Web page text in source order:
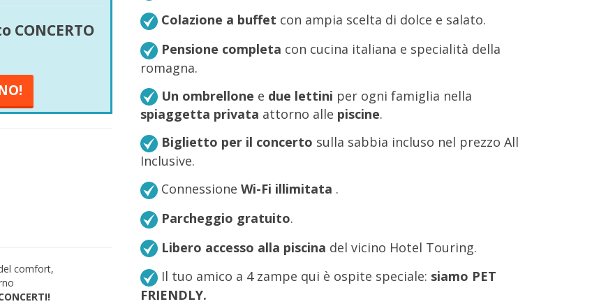
comfort,
Colazione a buffet con ampia scelta di dolce e salato.
Pensione completa con cucina italiana e specialità della
romagna.
Un ombrellone e due lettini per ogni famiglia nella
spiaggetta privata attorno alle piscine.
Biglietto per il concerto sulla sabbia incluso nel prezzo All
Inclusive.
Connessione Wi-Fi illimitata .
Parcheggio gratuito.
Libero accesso alla piscina del vicino Hotel Touring.
Il tuo amico a 4 zampe qui è ospite speciale: siamo PET
FRIENDLY.